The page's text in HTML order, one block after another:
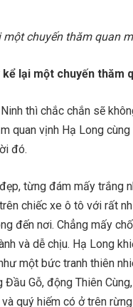
một chuyến thăm quan
kể lại một chuyến thăm
thì chắc chắn sẽ
quan vịnh Hạ Long
đó.
từng đám mấy trắng
chiếc xe ô tô với rất
đến nơi. Chẳng mấy
và dễ chịu. Hạ Long
một bức tranh thiên
Đầu Gỗ, động Thiên
quý hiếm có ở trên